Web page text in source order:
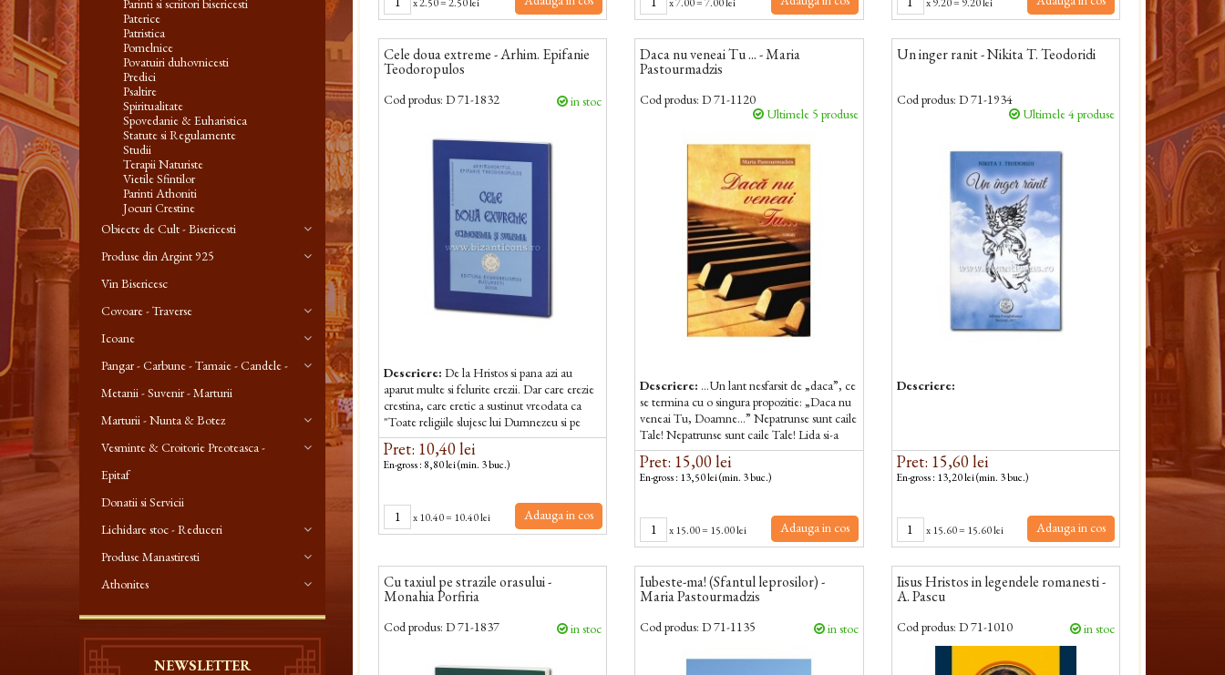
Parinti si scriitori bisericesti
Paterice
Patristica
Pomelnice
Povatuiri duhovnicesti
Predici
Psaltire
Spiritualitate
Spovedanie & Euharistica
Statute si Regulamente
Studii
Terapii Naturiste
Vietile Sfintilor
Parinti Athoniti
Jocuri Crestine
Obiecte de Cult - Bisericesti
Produse din Argint 925
Vin Bisericesc
Covoare - Traverse
Icoane
Pangar - Carbune - Tamaie - Candele -
Metanii - Suvenir - Marturii
Marturii - Nunta & Botez
Vesminte & Croitorie Preoteasca -
Epitaf
Donatii si Servicii
Lichidare stoc - Reduceri
Produse Manastiresti
Athonites
NEWSLETTER
x2.50=2.50 lei x7.00=7.00 lei x9.20= 9.20 lei
Cele doua extreme - Arhim. Epifanie
Teodoropulos
Cod produs: D 71-1832 in stoc
Descriere: De la Hristos si pana azi au
aparut multe si felurite erezii. Dar care erezie
crestina, care eretic a sustinut vreodata ca
"Toate religiile slujesc lui Dumnezeu si pe
om"? Ortodocsii si ereticii...
Pret: 10,40 lei
En-gross : 8,80 lei (min. 3 buc.)
x10.40= 10.40 lei Adauga in cos
Daca nu veneai Tu ... - Maria
Pastourmadzis
Cod produs: D 71-1120
Ultimele 5 produse
Descriere: …Un lant nesfarsit de „daca”, ce
se termina cu o singura propozitie: „Daca nu
veneai Tu, Doamne…” Nepatrunse sunt caile
Tale! Nepatrunse sunt caile Tale! Lida si-a
aruncat privirea pe fereastra. O...
Pret: 15,00 lei
En-gross : 13,50 lei (min. 3 buc.)
x15.00= 15.00 lei Adauga in cos
Un inger ranit - Nikita T. Teodoridi
Cod produs: D 71-1934
Ultimele 4 produse
Descriere:
Pret: 15,60 lei
En-gross : 13,20 lei (min. 3 buc.)
x15.60= 15.60 lei Adauga in cos
Cu taxiul pe strazile orasului -
Monahia Porfiria
Cod produs: D 71-1837 in stoc
Iubeste-ma! (Sfantul leprosilor) -
Maria Pastourmadzis
Cod produs: D 71-1135 in stoc
Iisus Hristos in legendele romanesti -
A. Pascu
Cod produs: D 71-1010 in stoc